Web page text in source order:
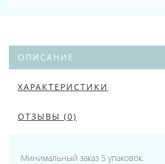
ОПИСАНИЕ
ХАРАКТЕРИСТИКИ
ОТЗЫВЫ (0)
Минимальный заказ 5 упаковок.